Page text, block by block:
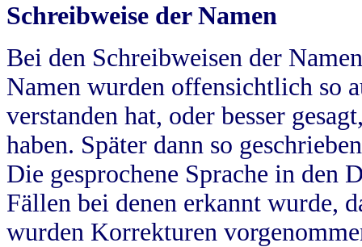
Schreibweise der Namen
Bei den Schreibweisen der
Namen wurden offensichtlich so
verstanden hat, oder besser
haben. Später dann so
Die gesprochene Sprache in
Fällen bei denen erkannt wurde,
wurden Korrekturen